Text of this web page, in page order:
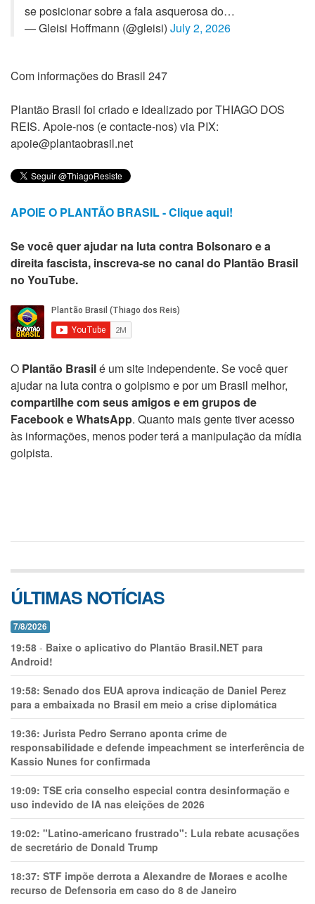
se posicionar sobre a fala asquerosa do…
— Gleisi Hoffmann (@gleisi) July 2, 2026
Com informações do Brasil 247
Plantão Brasil foi criado e idealizado por THIAGO DOS
REIS. Apoie-nos (e contacte-nos) via PIX:
apoie@plantaobrasil.net
APOIE O PLANTÃO BRASIL - Clique aqui!
Se você quer ajudar na luta contra Bolsonaro e a
direita fascista, inscreva-se no canal do Plantão Brasil
no YouTube.
O Plantão Brasilé um site independente. Se você quer
ajudar na luta contra o golpismo e por um Brasil melhor,
compartilhe com seus amigos e em grupos de
Facebook e WhatsApp. Quanto mais gente tiver acesso
às informações, menos poder terá a manipulação da mídia
golpista.
ÚLTIMAS NOTÍCIAS
7/8/2026
19:58 - Baixe o aplicativo do Plantão Brasil.NET para
Android!
19:58: Senado dos EUA aprova indicação de Daniel Perez
para a embaixada no Brasil em meio a crise diplomática
19:36: Jurista Pedro Serrano aponta crime de
responsabilidade e defende impeachment se interferência de
Kassio Nunes for confirmada
19:09: TSE cria conselho especial contra desinformação e
uso indevido de IA nas eleições de 2026
19:02: "Latino-americano frustrado": Lula rebate acusações
de secretário de Donald Trump
18:37: STF impõe derrota a Alexandre de Moraes e acolhe
recurso de Defensoria em caso do 8 de Janeiro